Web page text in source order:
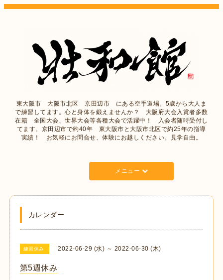
東大阪市 大阪市北区 京田辺市 にある空手道場。5歳から大人ま
で練習してます。心と身体を鍛えませんか？ 大阪府大会入賞者多数
在籍 全国大会、世界大会等各種大会で活躍中！ 入会者随時受付し
てます。京田辺市で約40年 東大阪市と大阪市北区で約25年の指導
実績！ お気軽にお問合せ、体験にお越しください。見学自由。
メニュー
カレンダー
練習休み 2022-06-29 (水) ～ 2022-06-30 (木)
第5週休み